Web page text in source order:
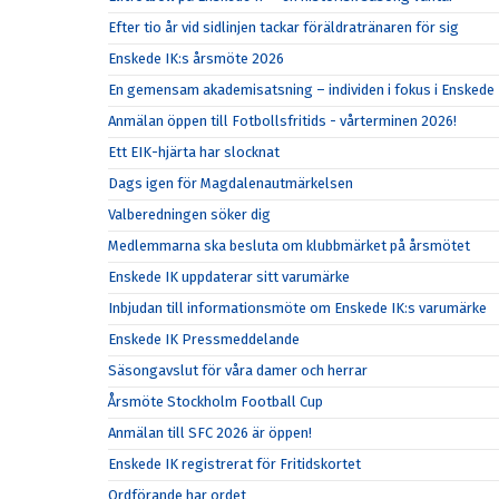
Efter tio år vid sidlinjen tackar föräldratränaren för sig
Enskede IK:s årsmöte 2026
En gemensam akademisatsning – individen i fokus i Enskede
Anmälan öppen till Fotbollsfritids - vårterminen 2026!
Ett EIK-hjärta har slocknat
Dags igen för Magdalenautmärkelsen
Valberedningen söker dig
Medlemmarna ska besluta om klubbmärket på årsmötet
Enskede IK uppdaterar sitt varumärke
Inbjudan till informationsmöte om Enskede IK:s varumärke
Enskede IK Pressmeddelande
Säsongavslut för våra damer och herrar
Årsmöte Stockholm Football Cup
Anmälan till SFC 2026 är öppen!
Enskede IK registrerat för Fritidskortet
Ordförande har ordet